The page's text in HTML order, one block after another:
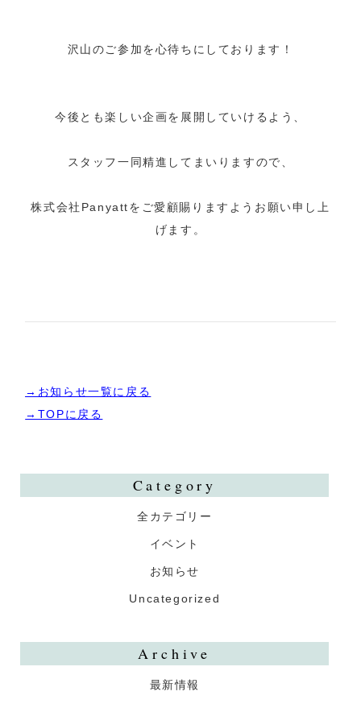
沢山のご参加を心待ちにしております！
今後とも楽しい企画を展開していけるよう、
スタッフ一同精進してまいりますので、
株式会社Panyattをご愛顧賜りますようお願い申し上
げます。
→お知らせ一覧に戻る
→TOPに戻る
Category
全カテゴリー
イベント
お知らせ
Uncategorized
Archive
最新情報